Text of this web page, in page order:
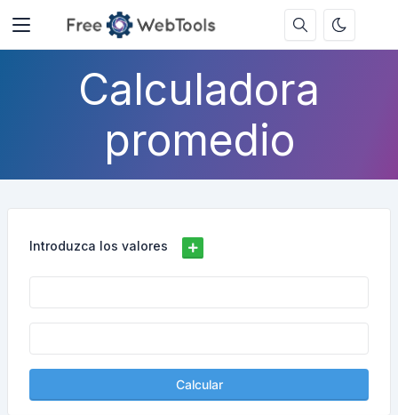
Calculadora
promedio
Introduzca los valores
Calcular